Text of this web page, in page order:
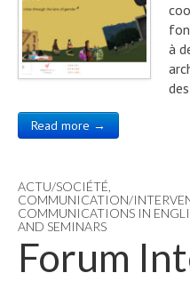
à
Read more →
ACTU/SOCIÉTÉ
COMMUNICATION/
COMMUNICATIONS IN
AND SEMINARS
Forum